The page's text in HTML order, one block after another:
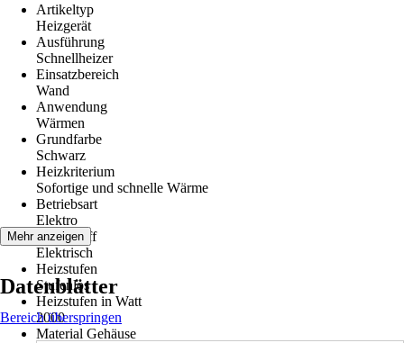
Artikeltyp
Heizgerät
Ausführung
Schnellheizer
Einsatzbereich
Wand
Anwendung
Wärmen
Grundfarbe
Schwarz
Heizkriterium
Sofortige und schnelle Wärme
Betriebsart
Elektro
Brennstoff
Elektrisch
Heizstufen
Stufenlos
Heizstufen in Watt
2000
Material Gehäuse
Mehr anzeigen
Datenblätter
Bereich überspringen